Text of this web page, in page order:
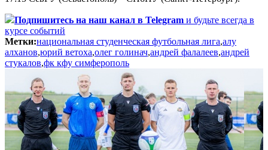
Подпишитесь на наш канал в Telegram и будьте всегда в
курсе событий
Метки:национальная студенческая футбольная лига,алу
алханов,юрий ветоха,олег голинач,андрей фалалеев,андрей
стукалов,фк кфу симферополь